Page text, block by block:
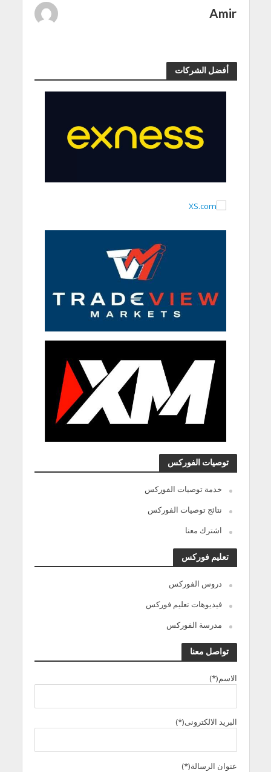
Amir
أفضل الشركات
توصيات الفوركس
خدمة توصيات الفوركس
نتائج توصيات الفوركس
اشترك معنا
تعليم فوركس
دروس الفوركس
فيديوهات تعليم فوركس
مدرسة الفوركس
تواصل معنا
الاسم(*)
البريد الالكترونى(*)
عنوان الرسالة(*)